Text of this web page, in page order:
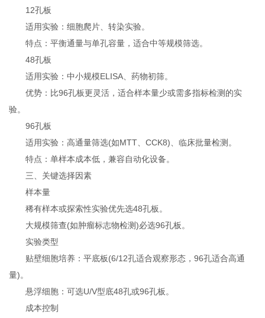
12孔板‌
适用实验‌：细胞爬片、转染实验‌。
特点‌：平衡通量与单孔容量，适合中等规模筛选‌。
48孔板‌
适用实验‌：中小规模ELISA、药物初筛‌。
优势‌：比96孔板更灵活，适合样本量少或需多指标检测的实
验‌。
96孔板‌
适用实验‌：高通量筛选(如MTT、CCK8)、临床批量检测‌。
特点‌：单样本成本低，兼容自动化设备‌。
三、关键选择因素‌
样本量‌
稀有样本或探索性实验优先选48孔板‌。
大规模筛查(如肿瘤标志物检测)必选96孔板‌。
实验类型‌
贴壁细胞培养：平底板(6/12孔适合观察形态，96孔适合高通
量)‌。
悬浮细胞：可选U/V型底48孔或96孔板‌。
成本控制‌